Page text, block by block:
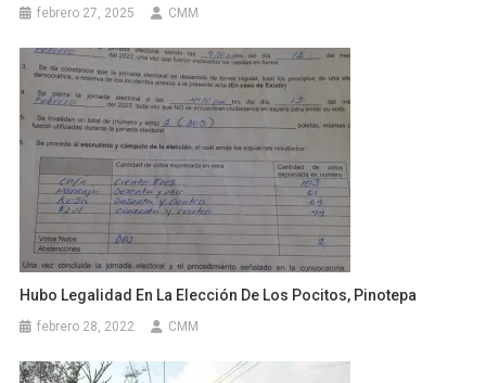
febrero 27, 2025 CMM
Hubo Legalidad En La Elección De Los Pocitos, Pinotepa
febrero 28, 2022 CMM